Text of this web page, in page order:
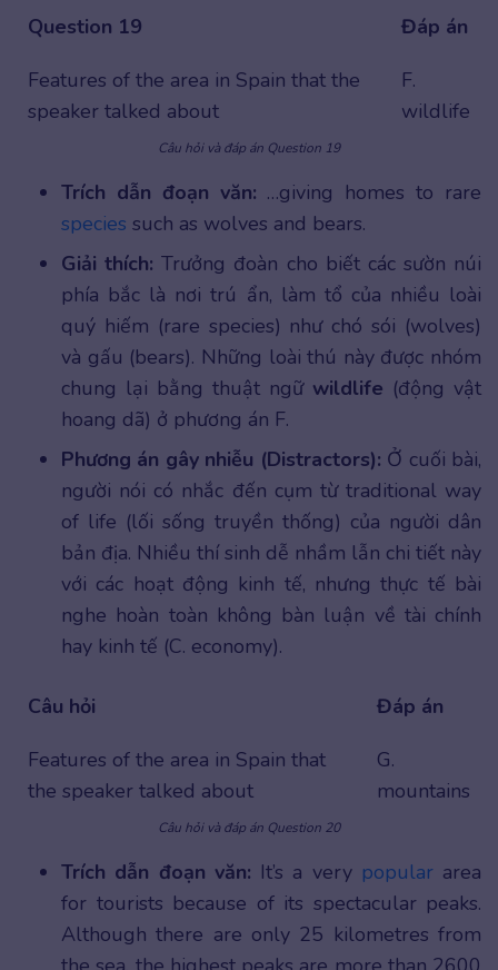
Question 19
Đáp án
Features of the area in Spain that the
speaker talked about
F.
wildlife
Câu hỏi và đáp án Question 19
Trích dẫn đoạn văn: …giving homes to rare
species such as wolves and bears.
Giải thích: Trưởng đoàn cho biết các sườn núi
phía bắc là nơi trú ẩn, làm tổ của nhiều loài
quý hiếm (rare species) như chó sói (wolves)
và gấu (bears). Những loài thú này được nhóm
chung lại bằng thuật ngữ wildlife (động vật
hoang dã) ở phương án F.
Phương án gây nhiễu (Distractors): Ở cuối bài,
người nói có nhắc đến cụm từ traditional way
of life (lối sống truyền thống) của người dân
bản địa. Nhiều thí sinh dễ nhầm lẫn chi tiết này
với các hoạt động kinh tế, nhưng thực tế bài
nghe hoàn toàn không bàn luận về tài chính
hay kinh tế (C. economy).
Câu hỏi
Đáp án
Features of the area in Spain that
the speaker talked about
G.
mountains
Câu hỏi và đáp án Question 20
Trích dẫn đoạn văn: It’s a very populararea
for tourists because of its spectacular peaks.
Although there are only 25 kilometres from